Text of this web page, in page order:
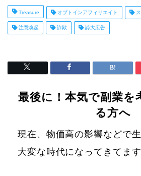
Treasure オプトインアフィリエイト ス
注意喚起 詐欺 誇大広告
最後に！本気で副業を
る方へ
現在、物価高の影響などで
大変な時代になってきてます